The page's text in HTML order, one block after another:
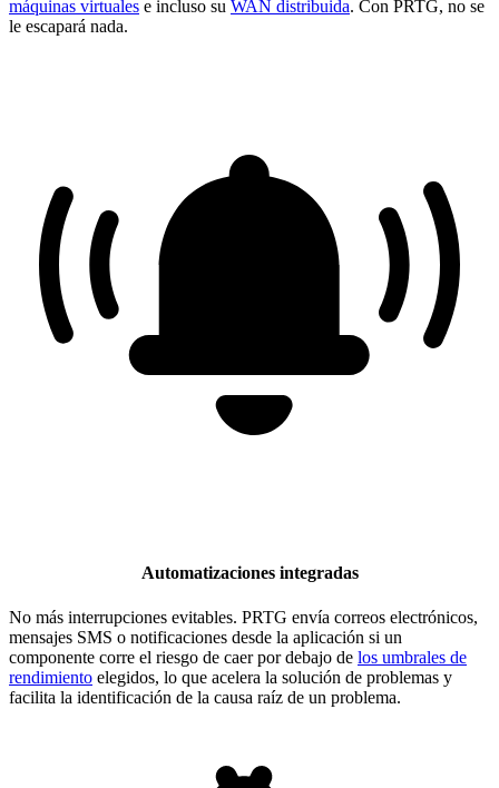
máquinas virtuales e incluso su WAN distribuida. Con PRTG, no se
le escapará nada.
Automatizaciones integradas
No más interrupciones evitables. PRTG envía correos electrónicos,
mensajes SMS o notificaciones desde la aplicación si un
componente corre el riesgo de caer por debajo de los umbrales de
rendimiento elegidos, lo que acelera la solución de problemas y
facilita la identificación de la causa raíz de un problema.